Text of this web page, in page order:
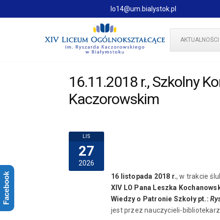
lo14@um.bialystok.pl
AKTUALNOŚCI
16.11.2018 r., Szkolny
Kaczorowskim
LIS
27
2026
16 listopada 2018 r., w trakcie
XIV LO Pana Leszka
Wiedzy o Patronie Szkoły pt.:
jest przez nauczycieli-
Facebook